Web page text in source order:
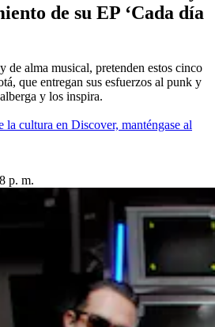
de su EP ‘Cada día
de alma musical, pretenden estos cinco
que entregan sus esfuerzos al punk y
y los inspira.
la cultura en Discover, manténgase al
p. m.